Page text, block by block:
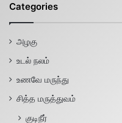
Categories
அழகு
உடல் நலம்
உணவே மருந்து
சித்த மருத்துவம்
குடிநீர்